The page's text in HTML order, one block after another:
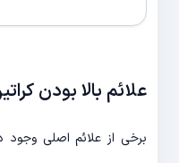
علائم بالا بودن
برخی از علائم اصلی